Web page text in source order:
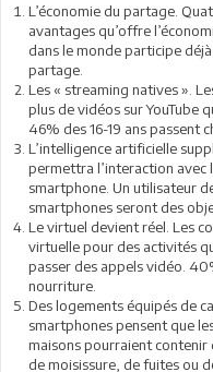
L’économie du partage.
avantages qu’offre
dans le monde participe
partage.
Les « streaming natives ».
plus de vidéos sur YouTube
46% des 16-19 ans passent
L’intelligence artificielle
permettra l’interaction avec
smartphone. Un utilisateur
smartphones seront des
Le virtuel devient réel. Les
virtuelle pour des activités
passer des appels vidéo.
nourriture.
Des logements équipés de
smartphones pensent que
maisons pourraient
de moisissure, de fuites ou